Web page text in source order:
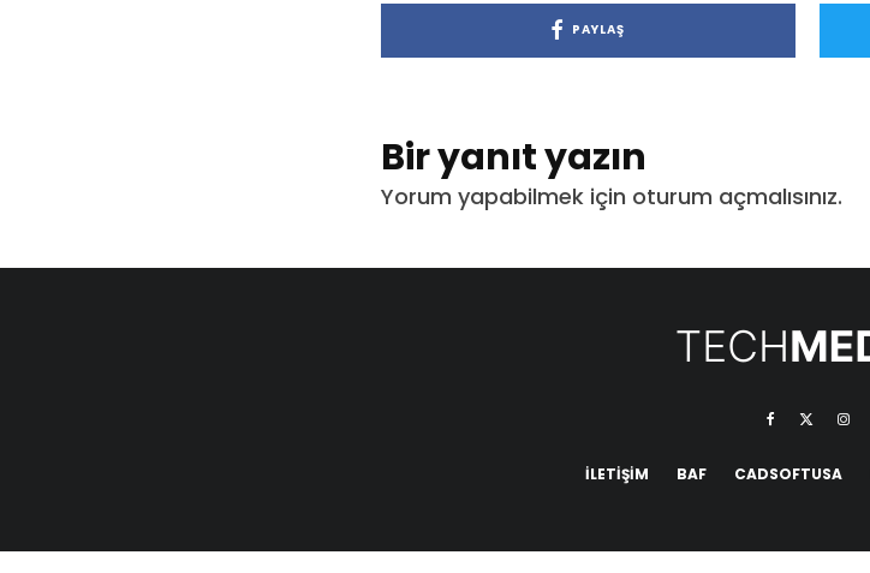
PAYLAŞ
Bir yanıt yazın
Yorum yapabilmek için oturum açmalısınız.
İLETIŞIM BAF CADSOFTUSA